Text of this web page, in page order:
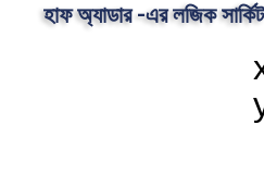
হাফ অ্যাডার -এর লজিক